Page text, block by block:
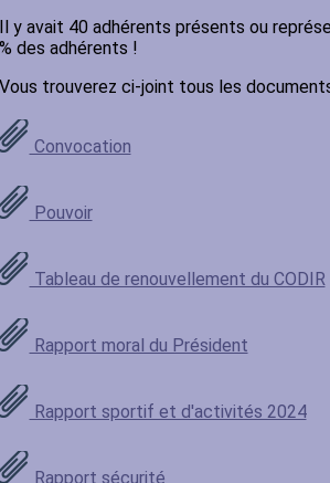
y avait 40 adhérents présents ou
des adhérents !
trouverez ci-joint tous les
Convocation
Pouvoir
Tableau de renouvellement du CODIR
Rapport moral du Président
Rapport sportif et d'activités 2024
Rapport sécurité